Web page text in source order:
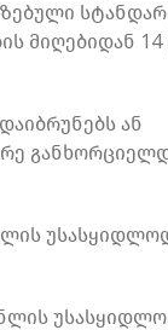
მიღებიდან
ან